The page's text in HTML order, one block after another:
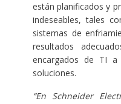
están planificados y
indeseables, tales
sistemas de
resultados
encargados de TI
soluciones.
“En Schneider